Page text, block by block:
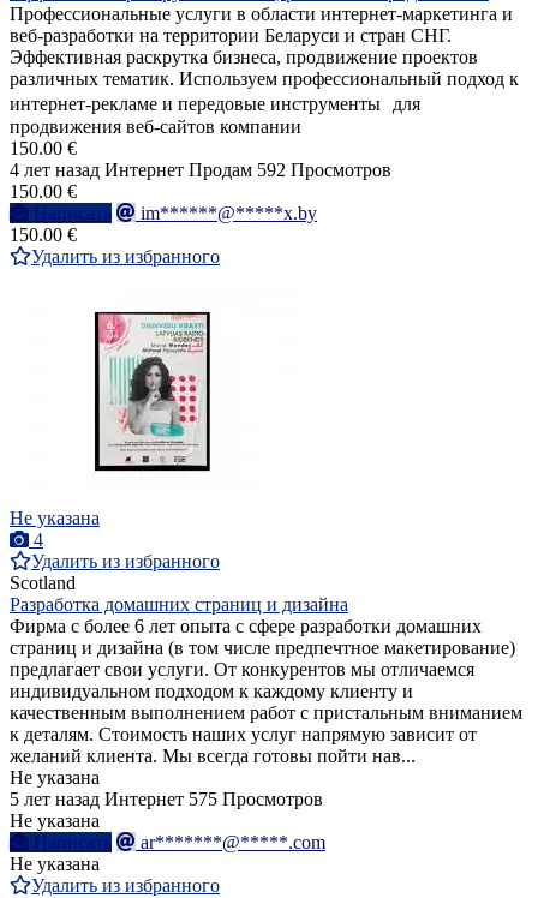
Профессиональные услуги в области интернет-маркетинга и
веб-разработки на территории Беларуси и стран СНГ.
Эффективная раскрутка бизнеса, продвижение проектов
различных тематик. Используем профессиональный подход к
интернет-рекламе и передовые инструменты для
продвижения веб-сайтов компании
150.00 €
4 лет назад Интернет Продам 592 Просмотров
150.00 €
Написать
im******@*****x.by
150.00 €
Удалить из избранного
Не указана
4
Удалить из избранного
Scotland
Pазработкa домашних страниц и дизайна
Фирма с более 6 лет опыта с сфере разработки домашних
страниц и дизайна (в том числе предпечтное макетирование)
предлагает свои услуги. От конкурентов мы отличаемся
индивидуальном подходом к каждому клиенту и
качественным выполнением работ с пристальным вниманием
к деталям. Стоимость наших услуг напрямую зависит от
желаний клиента. Мы всегда готовы пойти нав...
Не указана
5 лет назад Интернет 575 Просмотров
Не указана
Написать
ar*******@*****.com
Не указана
Удалить из избранного